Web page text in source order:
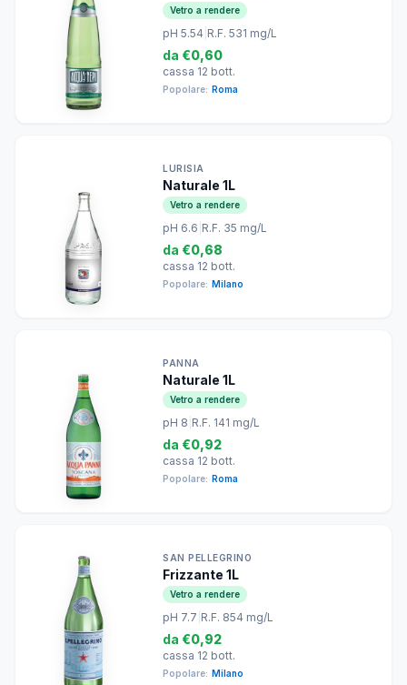
Vetro a rendere
pH 5.54 R.F. 531 mg/L
da €0,60
cassa 12 bott.
Popolare: Roma
LURISIA
Naturale 1L
Vetro a rendere
pH 6.6 R.F. 35 mg/L
da €0,68
cassa 12 bott.
Popolare: Milano
PANNA
Naturale 1L
Vetro a rendere
pH 8 R.F. 141 mg/L
da €0,92
cassa 12 bott.
Popolare: Roma
SAN PELLEGRINO
Frizzante 1L
Vetro a rendere
pH 7.7 R.F. 854 mg/L
da €0,92
cassa 12 bott.
Popolare: Milano